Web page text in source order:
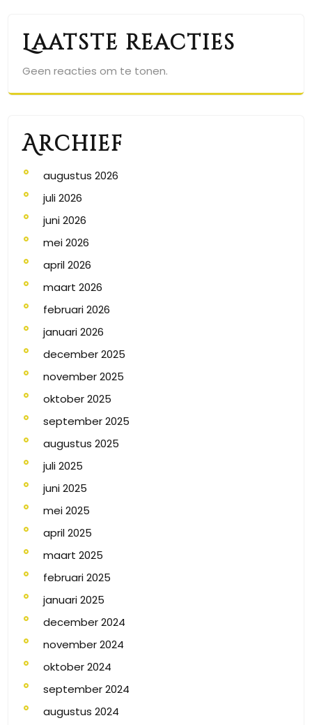
Laatste reacties
Geen reacties om te tonen.
Archief
augustus 2026
juli 2026
juni 2026
mei 2026
april 2026
maart 2026
februari 2026
januari 2026
december 2025
november 2025
oktober 2025
september 2025
augustus 2025
juli 2025
juni 2025
mei 2025
april 2025
maart 2025
februari 2025
januari 2025
december 2024
november 2024
oktober 2024
september 2024
augustus 2024